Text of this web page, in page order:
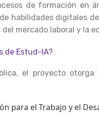
de formación en
habilidades digitales
mercado laboral y la
de Estud-IA?
el proyecto
para el Trabajo y el